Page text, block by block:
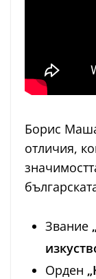
Борис
отличия,
Звание
Орден